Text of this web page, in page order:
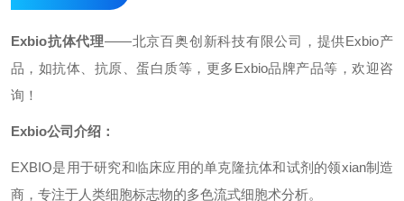
Exbio抗体代理——北京百奥创新科技有限公司，提供Exbio产
品，如抗体、抗原、蛋白质等，更多Exbio品牌产品等，欢迎咨
询！
Exbio公司介绍：
EXBIO是用于研究和临床应用的单克隆抗体和试剂的领xian制造
商，专注于人类细胞标志物的多色流式细胞术分析。